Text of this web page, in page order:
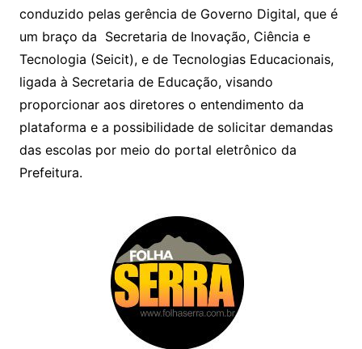
conduzido pelas gerência de Governo Digital, que é
um braço da Secretaria de Inovação, Ciência e
Tecnologia (Seicit), e de Tecnologias Educacionais,
ligada à Secretaria de Educação, visando
proporcionar aos diretores o entendimento da
plataforma e a possibilidade de solicitar demandas
das escolas por meio do portal eletrônico da
Prefeitura.